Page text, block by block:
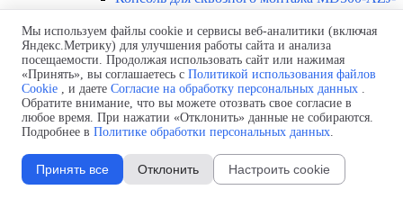
A1T7
Консоль для сквозного монтажа MD500-AZJ-
A1T8
Консоль для сквозного монтажа MD500-AZJ-
A1T9
Каталоги
Доставка
Стоимость
CS7104T90GB 90кВт 380В
Мы используем файлы cookie и сервисы веб-аналитики (включая
Яндекс.Метрику) для улучшения работы сайта и анализа
посещаемости. Продолжая использовать сайт или нажимая
«Принять», вы соглашаетесь с Политикой использования файлов
Cookie , и даете Согласие на обработку персональных данных .
Обратите внимание, что вы можете отозвать свое согласие в
любое время. При нажатии «Отклонить» данные не собираются.
Подробнее в Политике обработки персональных данных.
Принять все Отклонить Настроить cookie